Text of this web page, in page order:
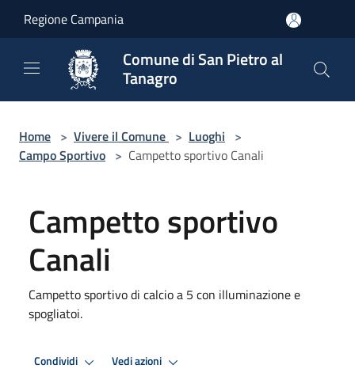
Regione Campania
Comune di San Pietro al
Tanagro
Home > Vivere il Comune > Luoghi >
Campo Sportivo > Campetto sportivo Canali
Campetto sportivo
Canali
Campetto sportivo di calcio a 5 con illuminazione e
spogliatoi.
Condividi Vedi azioni